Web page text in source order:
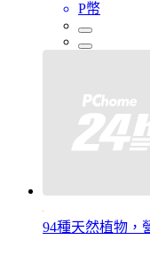
P幣
94種天然植物，